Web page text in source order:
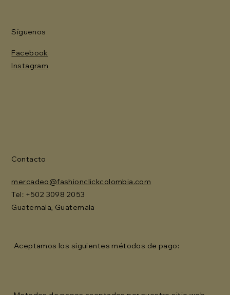
Síguenos
Facebook
Instagram
Contacto
mercadeo@fashionclickcolombia.com
Tel: ‪+502 3098 2053‬
Guatemala, Guatemala
Aceptamos los siguientes métodos de pago: